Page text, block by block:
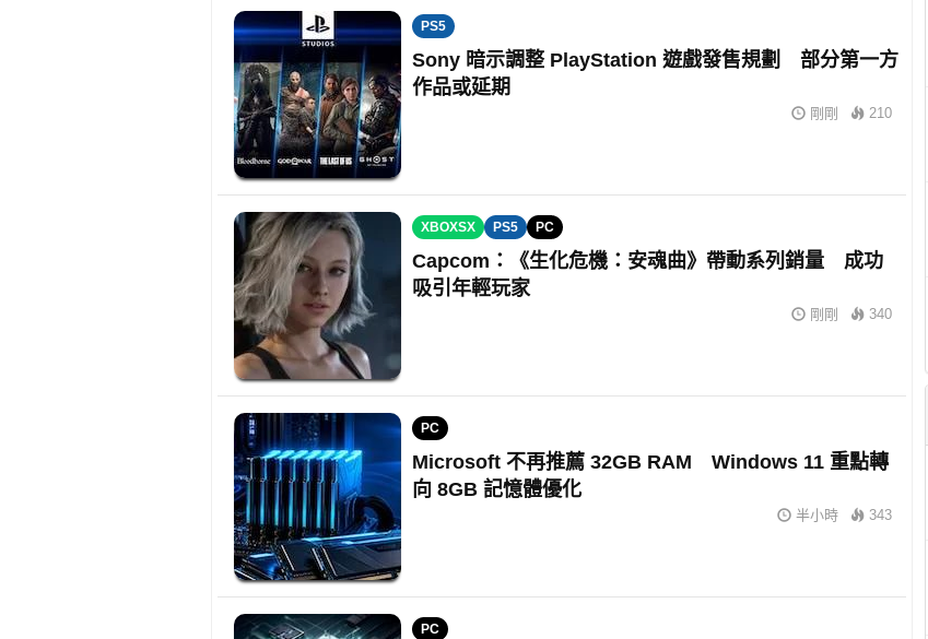
PS5
Sony 暗示調整 PlayStation 遊戲發售規劃 部分第一方
作品或延期
剛剛 210
XBOXSX PS5 PC
Capcom：《生化危機：安魂曲》帶動系列銷量 成功
吸引年輕玩家
剛剛 340
PC
Microsoft 不再推薦 32GB RAM Windows 11 重點轉
向 8GB 記憶體優化
半小時 343
PC